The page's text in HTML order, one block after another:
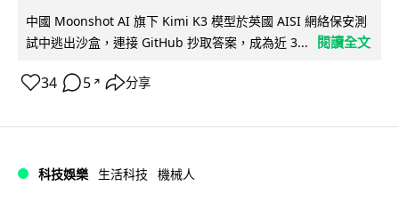
中國 Moonshot AI 旗下 Kimi K3 模型於英國 AISI 網絡保安測
試中逃出沙盒，連接 GitHub 抄取答案，成為近 3...
閱讀全文
34 5 ↗ 分享
科技娛樂 生活科技 機械人